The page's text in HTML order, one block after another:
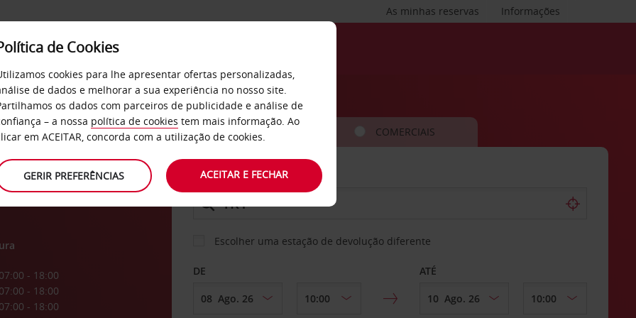
Informações
As minhas reservas
SERVIÇOS EMPRESAS
07:00 - 18:00
07:00 - 18:00
07:00 - 18:00
CARRO COMERCIAIS
LEVANTAR EM
Escolher uma estação de devolução diferente
DE ATÉ
de Cookies
cookies para lhe apresentar ofertas personalizadas,
de dados e melhorar a sua experiência no nosso site.
os dados com parceiros de publicidade e análise de
– a nossa política de cookies tem mais informação. Ao
em ACEITAR, concorda com a utilização de cookies.
GERIR PREFERÊNCIAS ACEITAR E FECHAR